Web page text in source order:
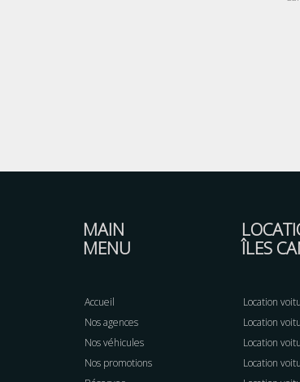
MAIN
MENU
Accueil
Nos agences
Nos véhicules
Nos promotions
ÎLES
Location
Location
Location
Location